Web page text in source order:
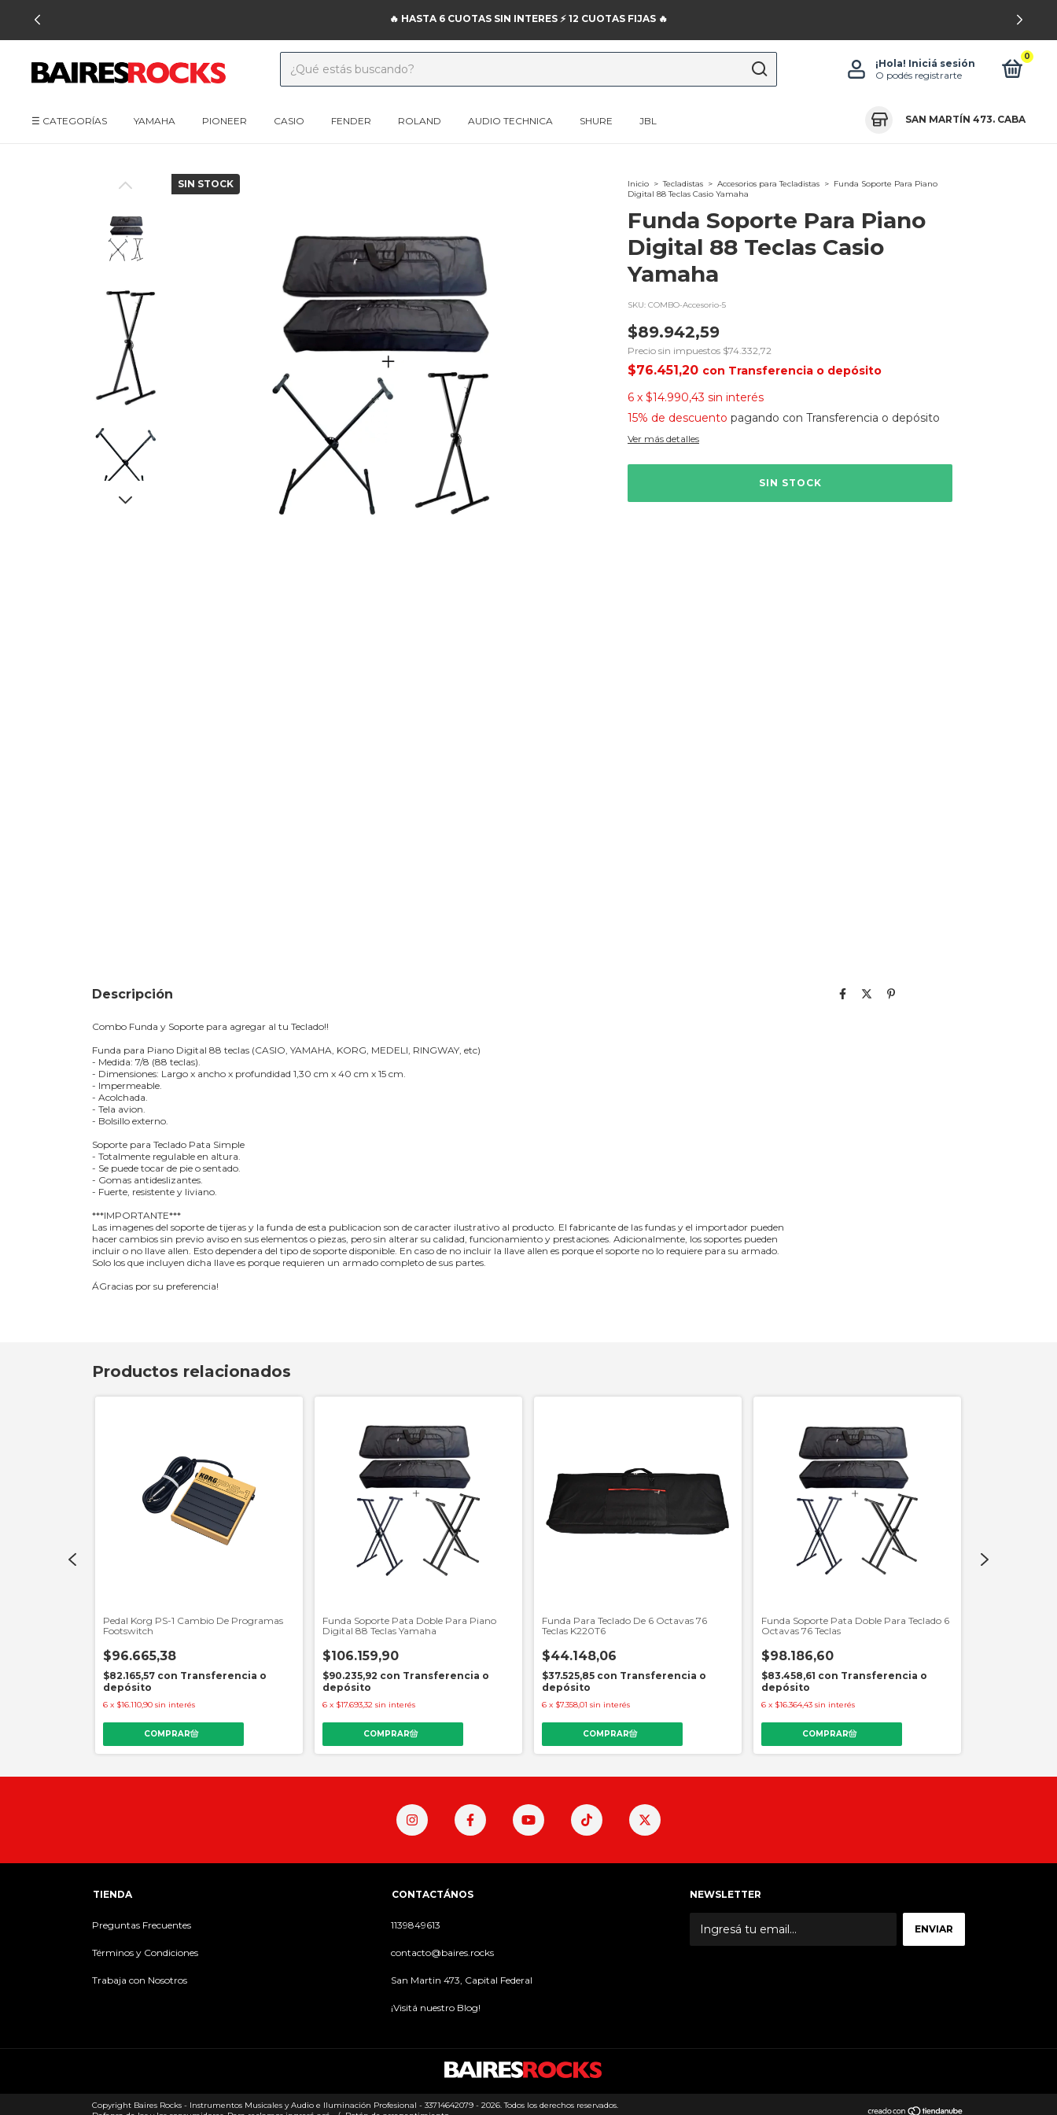
🔥 HASTA 6 CUOTAS SIN INTERES ⚡️ 12 CUOTAS FIJAS 🔥
¡Hola! Iniciá sesión
O podés registrarte
0
☰ CATEGORÍAS YAMAHA PIONEER CASIO FENDER ROLAND AUDIO TECHNICA SHURE JBL SAN MARTÍN 473. CABA
SIN STOCK Inicio > Tecladistas > Accesorios para Tecladistas > Funda Soporte Para Piano
Digital 88 Teclas Casio Yamaha
Funda Soporte Para Piano
Digital 88 Teclas Casio
Yamaha
SKU: COMBO-Accesorio-5
$89.942,59
Precio sin impuestos $74.332,72
$76.451,20 con Transferencia o depósito
6 x $14.990,43 sin interés
15% de descuento pagando con Transferencia o depósito
Ver más detalles
Descripción
Combo Funda y Soporte para agregar al tu Teclado!!
Funda para Piano Digital 88 teclas (CASIO, YAMAHA, KORG, MEDELI, RINGWAY, etc)
- Medida: 7/8 (88 teclas).
- Dimensiones: Largo x ancho x profundidad 1,30 cm x 40 cm x 15 cm.
- Impermeable.
- Acolchada.
- Tela avion.
- Bolsillo externo.
Soporte para Teclado Pata Simple
- Totalmente regulable en altura.
- Se puede tocar de pie o sentado.
- Gomas antideslizantes.
- Fuerte, resistente y liviano.
***IMPORTANTE***
Las imagenes del soporte de tijeras y la funda de esta publicacion son de caracter ilustrativo al producto. El fabricante de las fundas y el importador pueden
hacer cambios sin previo aviso en sus elementos o piezas, pero sin alterar su calidad, funcionamiento y prestaciones. Adicionalmente, los soportes pueden
incluir o no llave allen. Esto dependera del tipo de soporte disponible. En caso de no incluir la llave allen es porque el soporte no lo requiere para su armado.
Solo los que incluyen dicha llave es porque requieren un armado completo de sus partes.
ÁGracias por su preferencia!
Productos relacionados
Pedal Korg PS-1 Cambio De Programas
Footswitch
$96.665,38
$82.165,57 con Transferencia o
depósito
6 x $16.110,90 sin interés
Funda Soporte Pata Doble Para Piano
Digital 88 Teclas Yamaha
$106.159,90
$90.235,92 con Transferencia o
depósito
6 x $17.693,32 sin interés
Funda Para Teclado De 6 Octavas 76
Teclas K220T6
$44.148,06
$37.525,85 con Transferencia o
depósito
6 x $7.358,01 sin interés
Funda Soporte Pata Doble Para Teclado 6
Octavas 76 Teclas
$98.186,60
$83.458,61 con Transferencia o
depósito
6 x $16.364,43 sin interés
TIENDA
Preguntas Frecuentes
Términos y Condiciones
Trabaja con Nosotros
CONTACTÁNOS
1139849613
contacto@baires.rocks
San Martin 473, Capital Federal
¡Visitá nuestro Blog!
NEWSLETTER
Copyright Baires Rocks - Instrumentos Musicales y Audio e Iluminación Profesional - 33714642079 - 2026. Todos los derechos reservados.